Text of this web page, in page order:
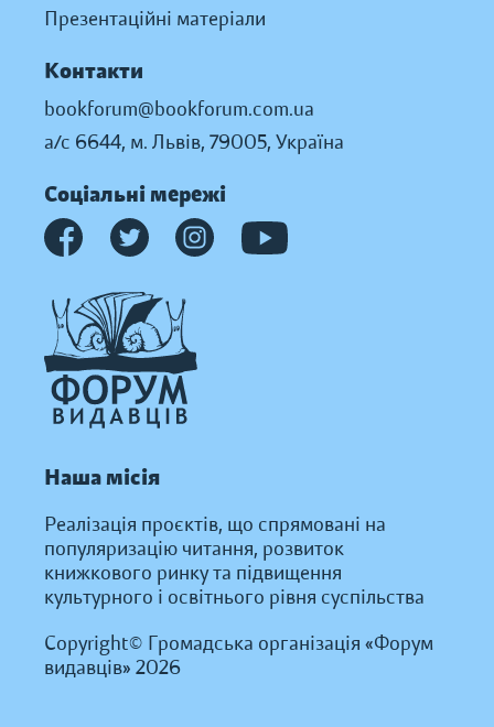
Презентаційні матеріали
Контакти
bookforum@bookforum.com.ua
а/с 6644, м. Львів, 79005, Україна
Соціальні мережі
Наша місія
Реалізація проєктів, що спрямовані на
популяризацію читання, розвиток
книжкового ринку та підвищення
культурного і освітнього рівня суспільства
Copyright© Громадська організація «Форум
видавців» 2026